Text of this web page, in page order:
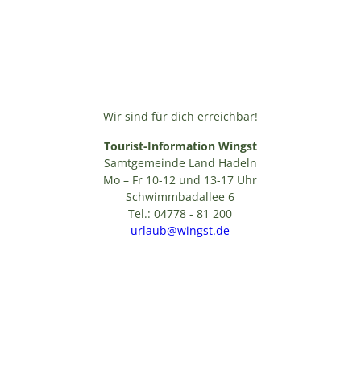
Wir sind für dich erreichbar!
Tourist-Information Wingst
Samtgemeinde Land Hadeln
Mo – Fr 10-12 und 13-17 Uhr
Schwimmbadallee 6
Tel.: 04778 - 81 200
urlaub@wingst.de